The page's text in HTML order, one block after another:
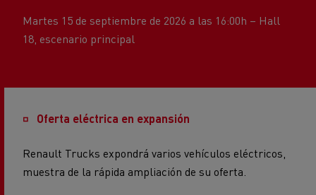
18, escenario principal
muestra de la rápida ampliación de su oferta.